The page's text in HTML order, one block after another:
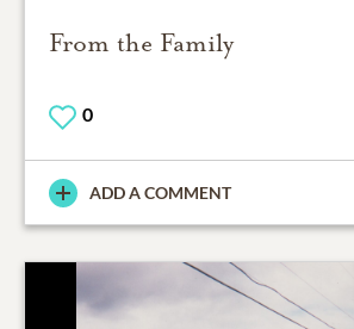
From the Family
0
ADD A COMMENT